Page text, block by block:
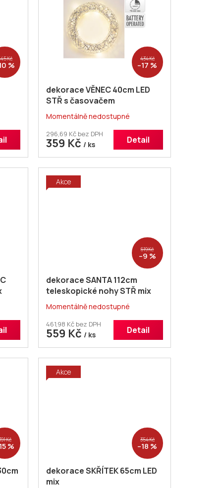
Kč
%
434 Kč
–17 %
dekorace VĚNEC 40cm LED
STŘ s časovačem
Momentálně nedostupné
296,69 Kč bez DPH
359 Kč / ks Detail
Akce
619 Kč
–9 %
dekorace SANTA 112cm
teleskopické nohy STŘ mix
Momentálně nedostupné
461,98 Kč bez DPH
559 Kč / ks Detail
Kč
%
Akce
354 Kč
–18 %
dekorace SKŘÍTEK 65cm LED
mix